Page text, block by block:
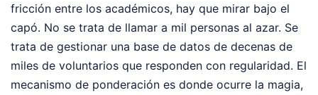
fricción entre los académicos, hay que mirar bajo el
capó. No se trata de llamar a mil personas al azar. Se
trata de gestionar una base de datos de decenas de
miles de voluntarios que responden con regularidad. El
mecanismo de ponderación es donde ocurre la magia,